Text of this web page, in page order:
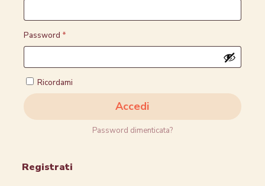
Password *Richiesto
Ricordami
Accedi
Password dimenticata?
Registrati